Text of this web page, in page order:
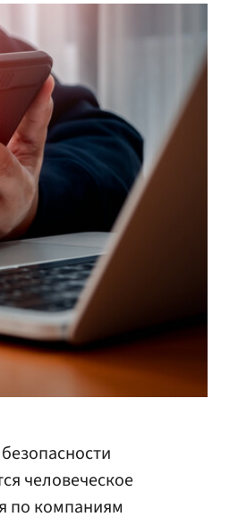
человеческое
по компаниям